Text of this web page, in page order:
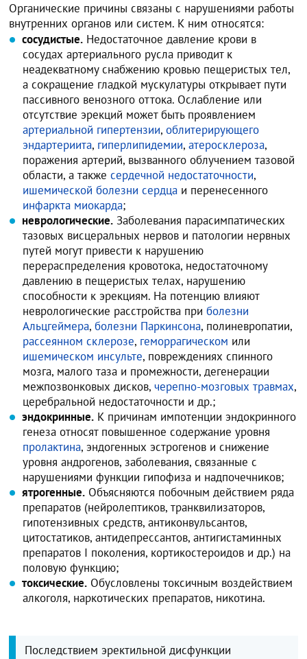
Органические причины связаны с нарушениями работы
внутренних органов или систем. К ним относятся:
сосудистые. Недостаточное давление крови в
сосудах артериального русла приводит к
неадекватному снабжению кровью пещеристых тел,
а сокращение гладкой мускулатуры открывает пути
пассивного венозного оттока. Ослабление или
отсутствие эрекций может быть проявлением
артериальной гипертензии,облитерирующего
эндартериита, гиперлипидемии,атеросклероза,
поражения артерий, вызванного облучением тазовой
области, а такжесердечной недостаточности,
ишемической болезни сердца и перенесенного
инфаркта миокарда;
неврологические. Заболевания парасимпатических
тазовых висцеральных нервов и патологии нервных
путей могут привести к нарушению
перераспределения кровотока, недостаточному
давлению в пещеристых телах, нарушению
способности к эрекциям. На потенцию влияют
неврологические расстройства приболезни
Альцгеймера,болезни Паркинсона, полиневропатии,
рассеянном склерозе, геморрагическом или
ишемическом инсульте, повреждениях спинного
мозга, малого таза и промежности, дегенерации
межпозвонковых дисков,черепно-мозговых травмах,
церебральной недостаточности и др.;
эндокринные. К причинам импотенции эндокринного
генеза относят повышенное содержание уровня
пролактина, эндогенных эстрогенов и снижение
уровня андрогенов, заболевания, связанные с
нарушениями функции гипофиза и надпочечников;
ятрогенные. Объясняются побочным действием ряда
препаратов (нейролептиков, транквилизаторов,
гипотензивных средств, антиконвульсантов,
цитостатиков, антидепрессантов, антигистаминных
препаратов I поколения, кортикостероидов и др.) на
половую функцию;
токсические. Обусловлены токсичным воздействием
алкоголя, наркотических препаратов, никотина.
Последствием эректильной дисфункции